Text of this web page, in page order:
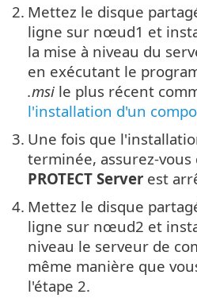
2. Mettez le disque
ligne sur nœud1 et
la mise à niveau du
en exécutant le
.msi le plus récent
l'installation d'un
3. Une fois que
terminée, assurez-vous
PROTECT Server est
4. Mettez le disque
ligne sur nœud2 et
niveau le serveur de
même manière que
l'étape 2.